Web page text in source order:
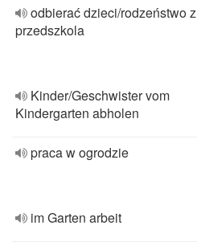
odbierać dzieci/rodzeństwo z
przedszkola
Kinder/Geschwister vom
Kindergarten abholen
praca w ogrodzie
im Garten arbeit